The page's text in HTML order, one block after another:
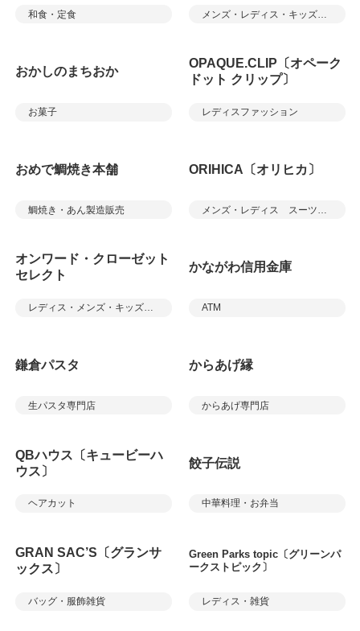
和食・定食
おかしのまちおか
お菓子
OPAQUE.CLIP〔オペーク
ドット クリップ〕
レディスファッション
おめで鯛焼き本舗
鯛焼き・あん製造販売
ORIHICA〔オリヒカ〕
オンワード・クローゼット
セレクト
レディス・メンズ・キッズアパレル／雑貨
かながわ信用金庫
ATM
鎌倉パスタ
生パスタ専門店
からあげ縁
からあげ専門店
QBハウス〔キュービーハ
ウス〕
ヘアカット
餃子伝説
中華料理・お弁当
GRAN SAC’S〔グランサ
ックス〕
バッグ・服飾雑貨
Green Parks topic〔グリーンパ
ークストピック〕
レディス・雑貨